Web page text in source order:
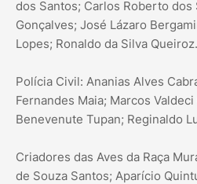
dos Santos; Carlos Roberto dos
Gonçalves; José Lázaro
Lopes; Ronaldo da Silva Queiroz.
Polícia Civil: Ananias Alves
Fernandes Maia; Marcos
Benevenute Tupan; Reginaldo
Criadores das Aves da Raça
de Souza Santos; Aparício